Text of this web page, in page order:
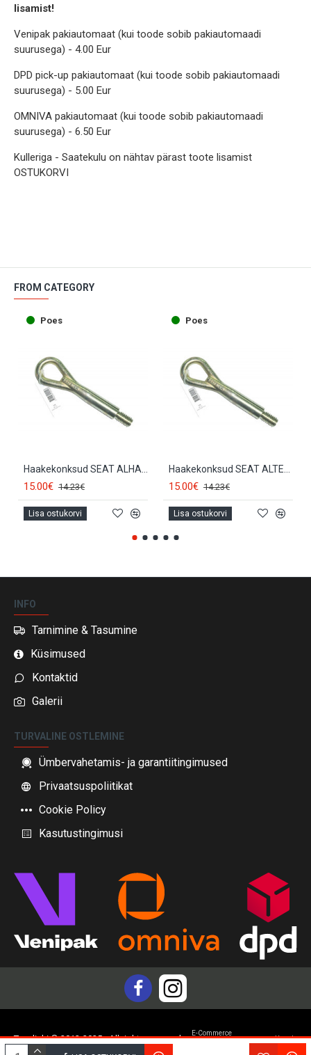
lisamist!
Venipak pakiautomaat (kui toode sobib pakiautomaadi
suurusega) - 4.00 Eur
DPD pick-up pakiautomaat (kui toode sobib pakiautomaadi
suurusega) - 5.00 Eur
OMNIVA pakiautomaat (kui toode sobib pakiautomaadi
suurusega) - 6.50 Eur
Kulleriga - Saatekulu on nähtav pärast toote lisamist
OSTUKORVI
FROM CATEGORY
Poes
Haakekonksud SEAT ALHAMBRA (2011-...) BK014
15.00€ 14.23€
Lisa ostukorvi
Poes
Haakekonksud SEAT ALTEA (1994-2011) BK014
15.00€ 14.23€
Lisa ostukorvi
INFO
Tarnimine & Tasumine
Küsimused
Kontaktid
Galerii
TURVALINE OSTLEMINE
Ümbervahetamis- ja garantiitingimused
Privaatsuspoliitikat
Cookie Policy
Kasutustingimusi
Topdiski © 2012-2025 - All rights reservedE-Commerce
Yam.lv